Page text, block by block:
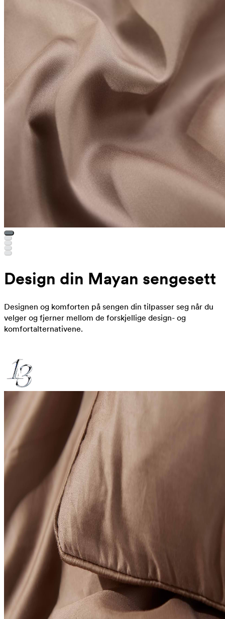
Design din Mayan sengesett
Designen og komforten på sengen din tilpasser seg når du
velger og fjerner mellom de forskjellige design- og
komfortalternativene.